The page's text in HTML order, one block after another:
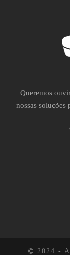
Queremos
nossas soluções
2024 -